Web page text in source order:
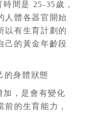
間是 25-35歲，
人體各器官開始
以有生育計劃的
己的黃金年齡段
的身體狀態
加，是會有變化
的生育能力，